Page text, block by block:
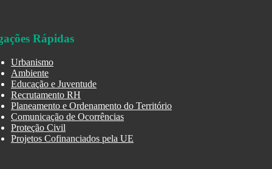
Rápidas
Urbanismo
Ambiente
Educação e Juventude
Recrutamento RH
Planeamento e Ordenamento do Território
Comunicação de Ocorrências
Proteção Civil
Projetos Cofinanciados pela UE